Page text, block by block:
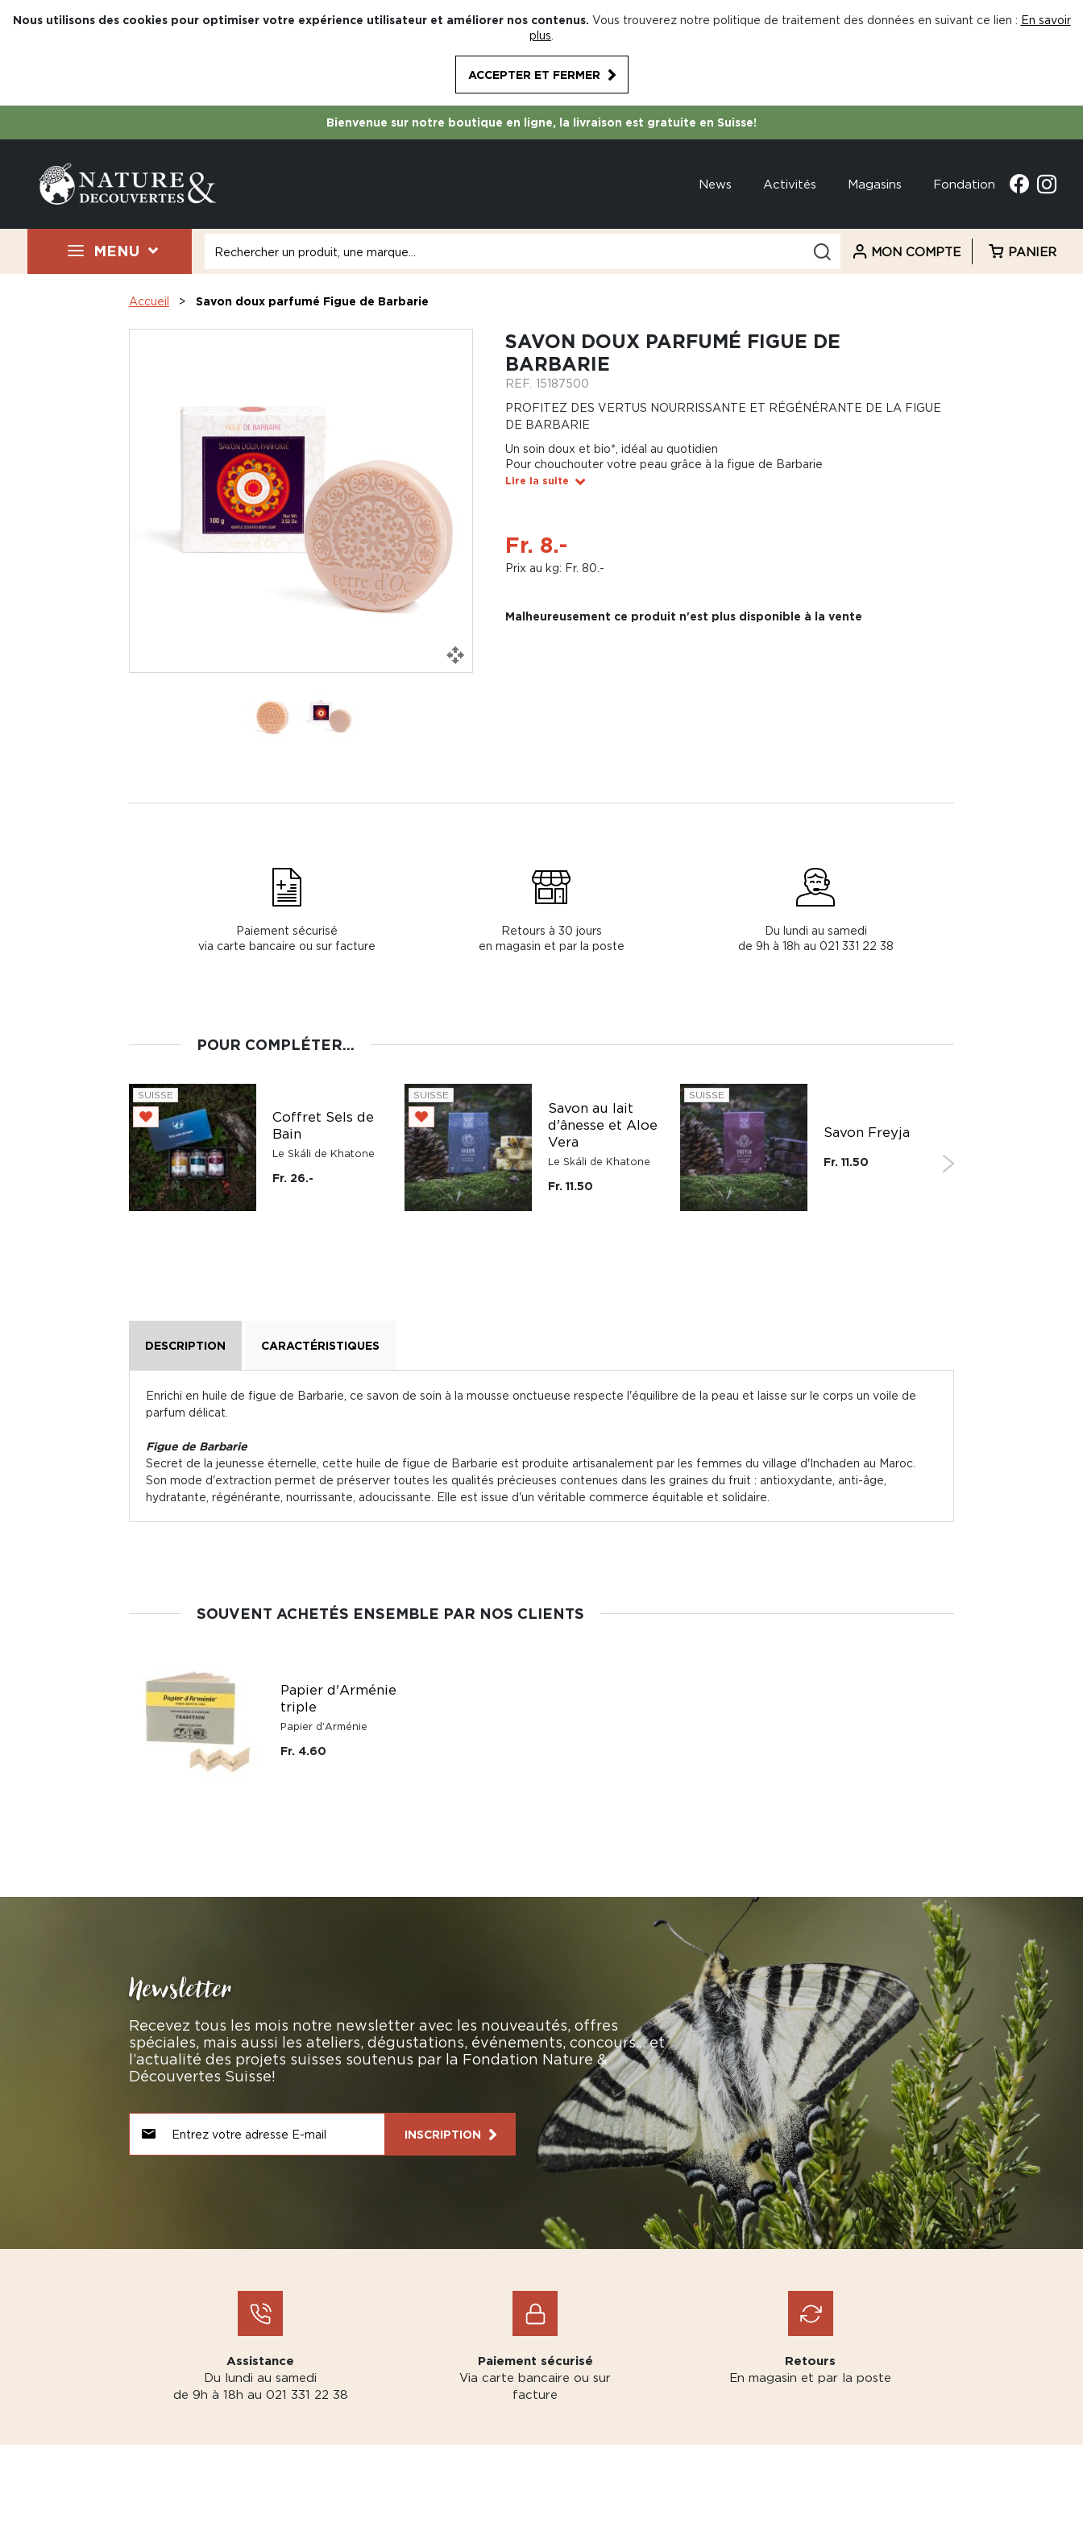
Nous utilisons des cookies pour optimiser votre expérience utilisateur et améliorer nos contenus. Vous trouverez notre politique de traitement des données en suivant ce lien : En savoir
plus
ACCEPTER ET FERMER
Bienvenue sur notre boutique en ligne, la livraison est gratuite en Suisse!
News Activités Magasins Fondation
MENU MON COMPTE PANIER
Accueil Savon doux parfumé Figue de Barbarie
SAVON DOUX PARFUMÉ FIGUE DE
BARBARIE
REF. 15187500
PROFITEZ DES VERTUS NOURRISSANTE ET RÉGÉNÉRANTE DE LA FIGUE
DE BARBARIE
Un soin doux et bio*, idéal au quotidien
Pour chouchouter votre peau grâce à la figue de Barbarie
Lire la suite
Fr. 8.-
Prix au kg: Fr. 80.-
Malheureusement ce produit n'est plus disponible à la vente
Paiement sécurisé
via carte bancaire ou sur facture
Retours à 30 jours
en magasin et par la poste
Du lundi au samedi
de 9h à 18h au 021 331 22 38
POUR COMPLÉTER...
SUISSE
Coffret Sels de
Bain
Le Skáli de Khatone
Fr. 26.-
SUISSE
Savon au lait
d'ânesse et Aloe
Vera
Le Skáli de Khatone
Fr. 11.50
SUISSE
Savon Freyja
Fr. 11.50
DESCRIPTION CARACTÉRISTIQUES
Enrichi en huile de figue de Barbarie, ce savon de soin à la mousse onctueuse respecte l'équilibre de la peau et laisse sur le corps un voile de
parfum délicat.
Figue de Barbarie
Secret de la jeunesse éternelle, cette huile de figue de Barbarie est produite artisanalement par les femmes du village d'Inchaden au Maroc.
Son mode d'extraction permet de préserver toutes les qualités précieuses contenues dans les graines du fruit : antioxydante, anti-âge,
hydratante, régénérante, nourrissante, adoucissante. Elle est issue d'un véritable commerce équitable et solidaire.
SOUVENT ACHETÉS ENSEMBLE PAR NOS CLIENTS
Papier d'Arménie
triple
Papier d'Arménie
Fr. 4.60
Newsletter
Recevez tous les mois notre newsletter avec les nouveautés, offres
spéciales, mais aussi les ateliers, dégustations, événements, concours… et
l’actualité des projets suisses soutenus par la Fondation Nature &
Découvertes Suisse!
INSCRIPTION
Assistance
Du lundi au samedi
de 9h à 18h au 021 331 22 38
Paiement sécurisé
Via carte bancaire ou sur
facture
Retours
En magasin et par la poste